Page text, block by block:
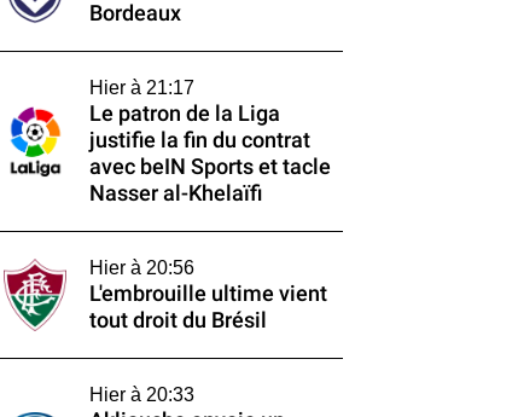
Bordeaux
Hier à 21:17
Le patron de la Liga
justifie la fin du contrat
avec beIN Sports et tacle
Nasser al-Khelaïfi
Hier à 20:56
L'embrouille ultime vient
tout droit du Brésil
Hier à 20:33